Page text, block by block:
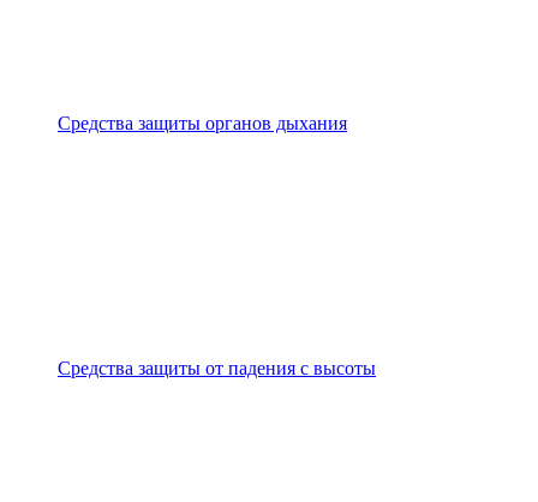
Средства защиты органов дыхания
Средства защиты от падения с высоты